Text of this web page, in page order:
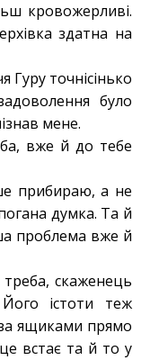
кровожерливі.
здатна на
Гуру точнісінько
було
мене.
вже й до тебе
прибираю, а не
думка. Та й
проблема вже й
, скаженець
істоти теж
ящиками прямо
встає та й то у